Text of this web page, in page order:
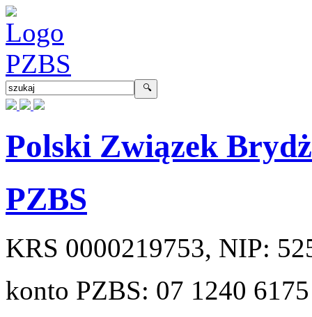
Polski Związek
PZBS
KRS 0000219753, NIP:
konto PZBS: 07 1240